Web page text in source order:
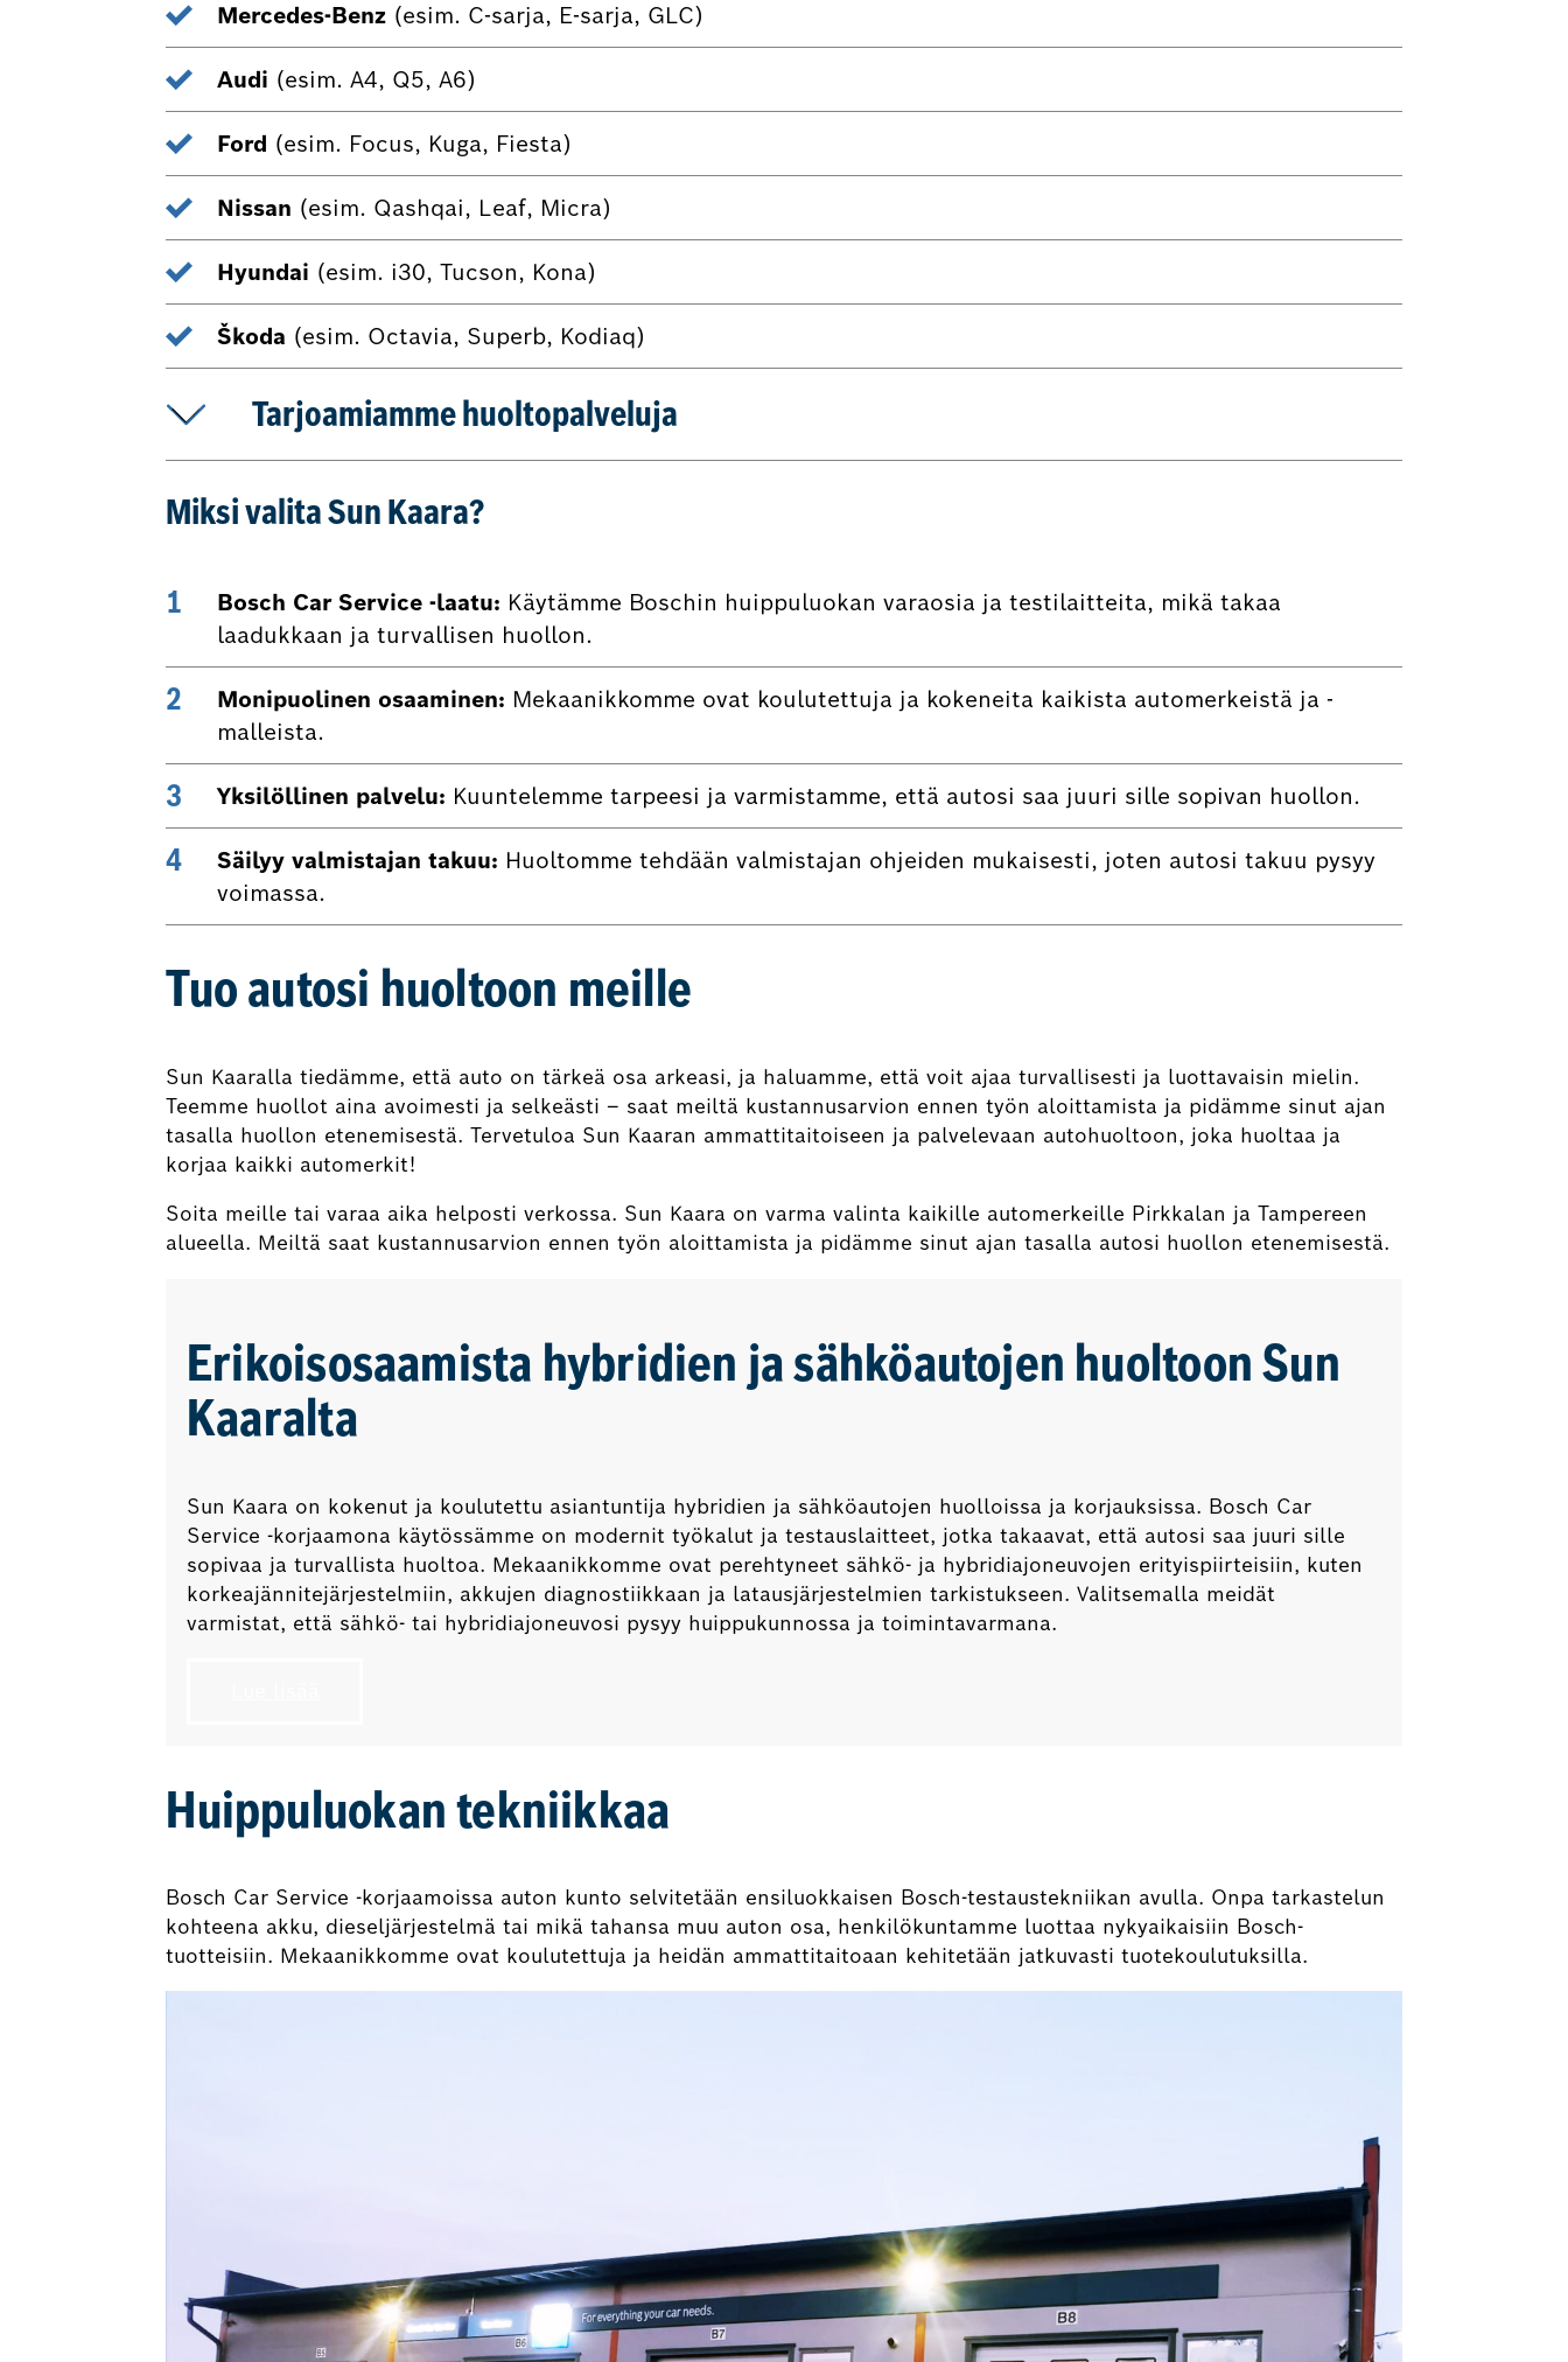
Mercedes-Benz (esim. C-sarja, E-sarja, GLC)
Audi (esim. A4, Q5, A6)
Ford (esim. Focus, Kuga, Fiesta)
Nissan (esim. Qashqai, Leaf, Micra)
Hyundai (esim. i30, Tucson, Kona)
Škoda (esim. Octavia, Superb, Kodiaq)
Tarjoamiamme huoltopalveluja
Miksi valita Sun Kaara?
Bosch Car Service -laatu: Käytämme Boschin huippuluokan varaosia ja testilaitteita, mikä takaa
laadukkaan ja turvallisen huollon.
Monipuolinen osaaminen: Mekaanikkomme ovat koulutettuja ja kokeneita kaikista automerkeistä ja -
malleista.
Yksilöllinen palvelu: Kuuntelemme tarpeesi ja varmistamme, että autosi saa juuri sille sopivan huollon.
Säilyy valmistajan takuu: Huoltomme tehdään valmistajan ohjeiden mukaisesti, joten autosi takuu pysyy
voimassa.
Tuo autosi huoltoon meille
Sun Kaaralla tiedämme, että auto on tärkeä osa arkeasi, ja haluamme, että voit ajaa turvallisesti ja luottavaisin mielin.
Teemme huollot aina avoimesti ja selkeästi – saat meiltä kustannusarvion ennen työn aloittamista ja pidämme sinut ajan
tasalla huollon etenemisestä. Tervetuloa Sun Kaaran ammattitaitoiseen ja palvelevaan autohuoltoon, joka huoltaa ja
korjaa kaikki automerkit!
Soita meille tai varaa aika helposti verkossa. Sun Kaara on varma valinta kaikille automerkeille Pirkkalan ja Tampereen
alueella. Meiltä saat kustannusarvion ennen työn aloittamista ja pidämme sinut ajan tasalla autosi huollon etenemisestä.
Erikoisosaamista hybridien ja sähköautojen huoltoon Sun
Kaaralta
Sun Kaara on kokenut ja koulutettu asiantuntija hybridien ja sähköautojen huolloissa ja korjauksissa. Bosch Car
Service -korjaamona käytössämme on modernit työkalut ja testauslaitteet, jotka takaavat, että autosi saa juuri sille
sopivaa ja turvallista huoltoa. Mekaanikkomme ovat perehtyneet sähkö- ja hybridiajoneuvojen erityispiirteisiin, kuten
korkeajännitejärjestelmiin, akkujen diagnostiikkaan ja latausjärjestelmien tarkistukseen. Valitsemalla meidät
varmistat, että sähkö- tai hybridiajoneuvosi pysyy huippukunnossa ja toimintavarmana.
Huippuluokan tekniikkaa
Bosch Car Service -korjaamoissa auton kunto selvitetään ensiluokkaisen Bosch-testaustekniikan avulla. Onpa tarkastelun
kohteena akku, dieseljärjestelmä tai mikä tahansa muu auton osa, henkilökuntamme luottaa nykyaikaisiin Bosch-
tuotteisiin. Mekaanikkomme ovat koulutettuja ja heidän ammattitaitoaan kehitetään jatkuvasti tuotekoulutuksilla.